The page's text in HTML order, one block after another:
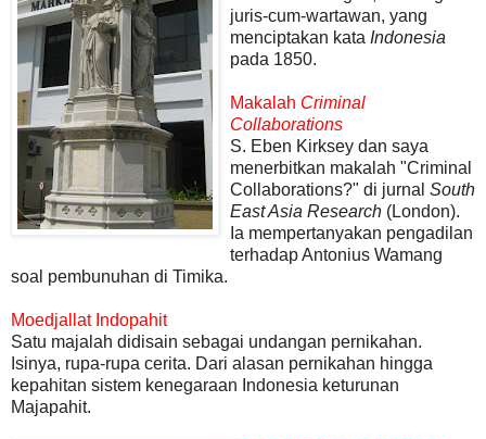
juris-cum-wartawan, yang
menciptakan kata Indonesia
pada 1850.
Makalah Criminal
Collaborations
S. Eben Kirksey dan saya
menerbitkan makalah "Criminal
Collaborations?" di jurnal South
East Asia Research (London).
Ia mempertanyakan pengadilan
terhadap Antonius Wamang
soal pembunuhan di Timika.
Moedjallat Indopahit
Satu majalah didisain sebagai undangan pernikahan.
Isinya, rupa-rupa cerita. Dari alasan pernikahan hingga
kepahitan sistem kenegaraan Indonesia keturunan
Majapahit.